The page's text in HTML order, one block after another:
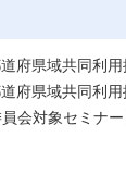
府県域共同利
府県域共同利
員会対象セミナ